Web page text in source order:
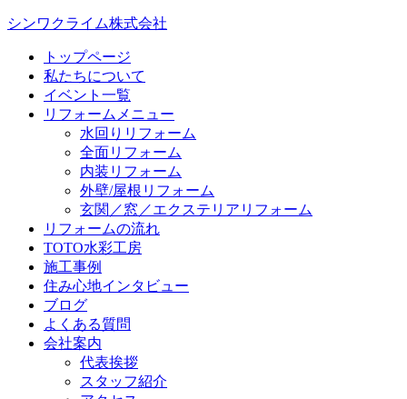
シンワクライム株式会社
トップページ
私たちについて
イベント一覧
リフォームメニュー
水回りリフォーム
全面リフォーム
内装リフォーム
外壁/屋根リフォーム
玄関／窓／エクステリアリフォーム
リフォームの流れ
TOTO水彩工房
施工事例
住み心地インタビュー
ブログ
よくある質問
会社案内
代表挨拶
スタッフ紹介